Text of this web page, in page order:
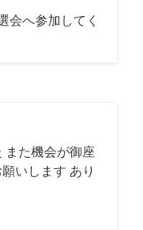
会へ参加してく
また機会が御座
いします あり